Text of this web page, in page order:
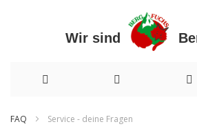
Wir sind
FAQ Service - deine Fragen